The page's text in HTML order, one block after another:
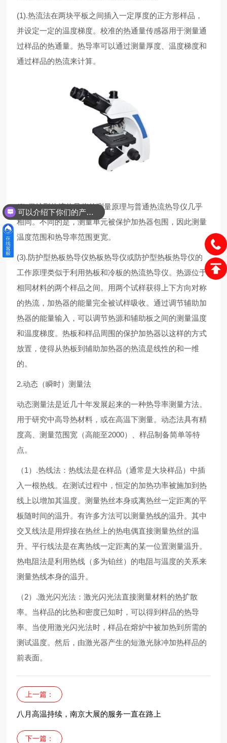
(1).热流法在两块平板之间插入一定厚度的正方形样品，
并设定一定的温度梯度。校准的热通量传感器用于测量通
过样品的热通量。热导率可以通过测量厚度、温度梯度和
通过样品的热流来计算。
(2).保护型热流热导仪的测量原理与普通热流热导仪几乎
相同。不同的是，测量单元被保护加热器包围，因此测量
温度范围和热导率范围更宽。
(3).防护型热板热导仪热板热导仪或防护型热板热导仪的
工作原理类似于利用热板和冷板的热流热导仪。热源位于
相同材料的两个样品之间。用两个试样获得上下方向对称
的热流，加热器的能量完全被试样吸收。通过调节辅助加
热器的能量输入，可以调节热源和辅助板之间的测量温度
和温度梯度。热板和样品周围的保护加热器以这样的方式
放置，使得从热板到辅助加热器的热流是线性的和一维
的。
2.动态（瞬时）测量法
动态测量法是近几十年发展起来的一种热导率测量方法。
用于研究中高导热材料，或在高温下测量。动态法具有精
度高、测量范围宽（高能至2000）、样品制备简单等特
点。
（1）.热线法：热线法是在样品（通常是大块样品）中插
入一根热线。在测试过程中，恒定的加热功率被施加到热
线上以增加其温度。测量热丝本身或离热丝一定距离的平
板随时间的温升。有许多方法可以测量热线的温升。其中
交叉线法是用焊接在热丝上的热电偶直接测量热丝的温
升。平行线法是在离热线一定距离的某一位置测量温升。
热电阻法是利用热线（多为铂丝）的电阻与温度的关系来
测量热线本身的温升。
（2）.激光闪光法：激光闪光法直接测量材料的热扩散
率。当样品的比热和密度已知时，可以得到样品的热导
率。当使用激光闪光法时，样品在熔炉中被加热到所需的
测试温度。然后，由激光器产生的短激光脉冲加热样品的
前表面。
上一篇：
八月高温持续，南京大展的服务一直在路上
下一篇：